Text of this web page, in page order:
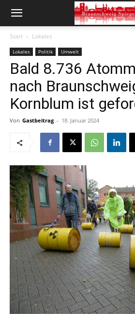
Start Lokales
Lokales Politik Umwelt
Bald 8.736
nach
Kornblum ist
Von Gastbeitrag - 18. Januar 2024